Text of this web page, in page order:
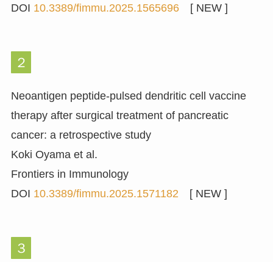
DOI 10.3389/fimmu.2025.1565696[ NEW ]
２
Neoantigen peptide-pulsed dendritic cell vaccine
therapy after surgical treatment of pancreatic
cancer: a retrospective study
Koki Oyama et al.
Frontiers in Immunology
DOI 10.3389/fimmu.2025.1571182 [ NEW ]
３